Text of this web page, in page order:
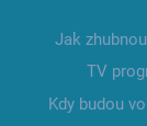
Jak
TV
Kdy budou